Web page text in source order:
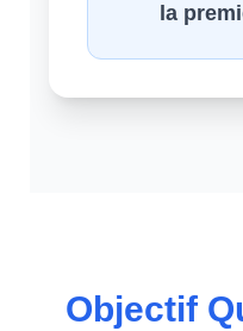
la
Objectif